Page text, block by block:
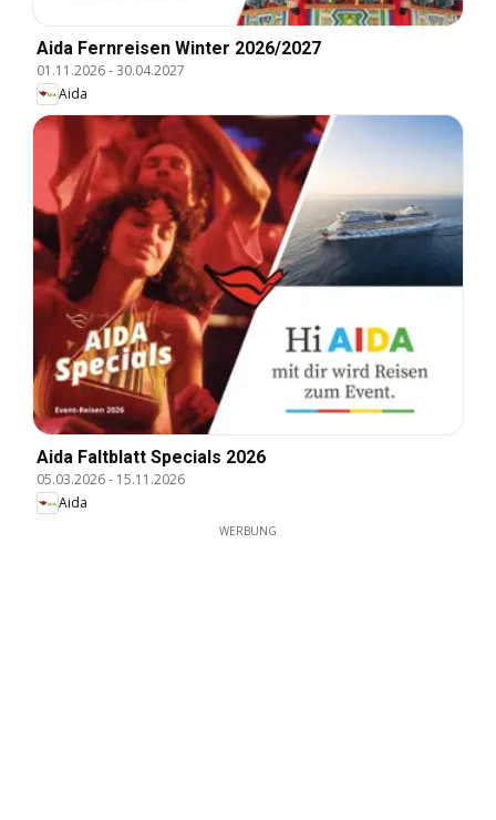
Aida Fernreisen Winter 2026/2027
01.11.2026-30.04.2027
Aida
Aida Faltblatt Specials 2026
05.03.2026- 15.11.2026
Aida
WERBUNG